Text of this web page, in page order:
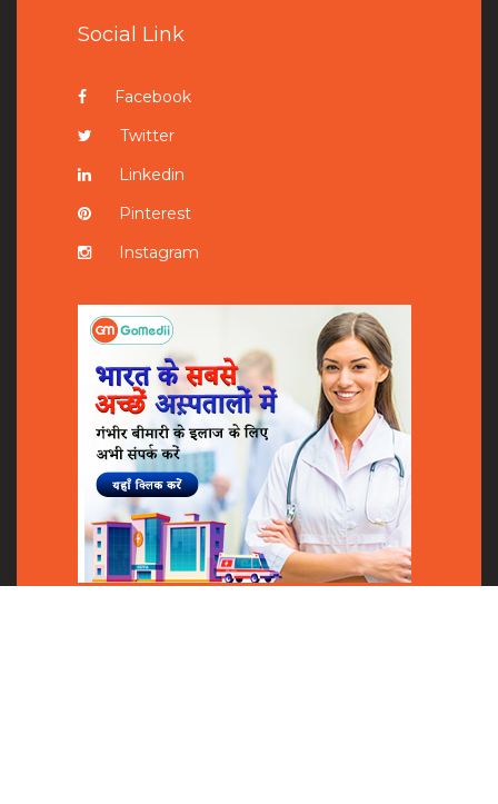
Social Link
Facebook
Twitter
Linkedin
Pinterest
Instagram